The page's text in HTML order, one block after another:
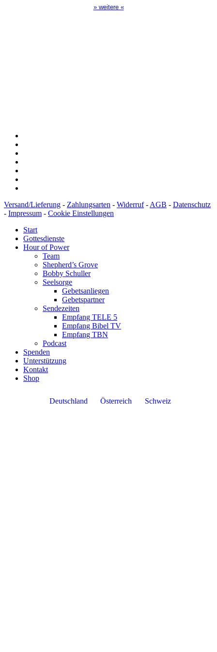
» weitere «
Versand/Lieferung - Zahlungsarten - Widerruf- AGB - Datenschutz
- Impressum - Cookie Einstellungen
Start
Gottesdienste
Hour of Power
Team
Shepherd’s Grove
Bobby Schuller
Seelsorge
Gebetsanliegen
Gebetspartner
Sendezeiten
Empfang TELE 5
Empfang Bibel TV
Empfang TBN
Podcast
Spenden
Unterstützung
Kontakt
Shop
Deutschland Österreich Schweiz